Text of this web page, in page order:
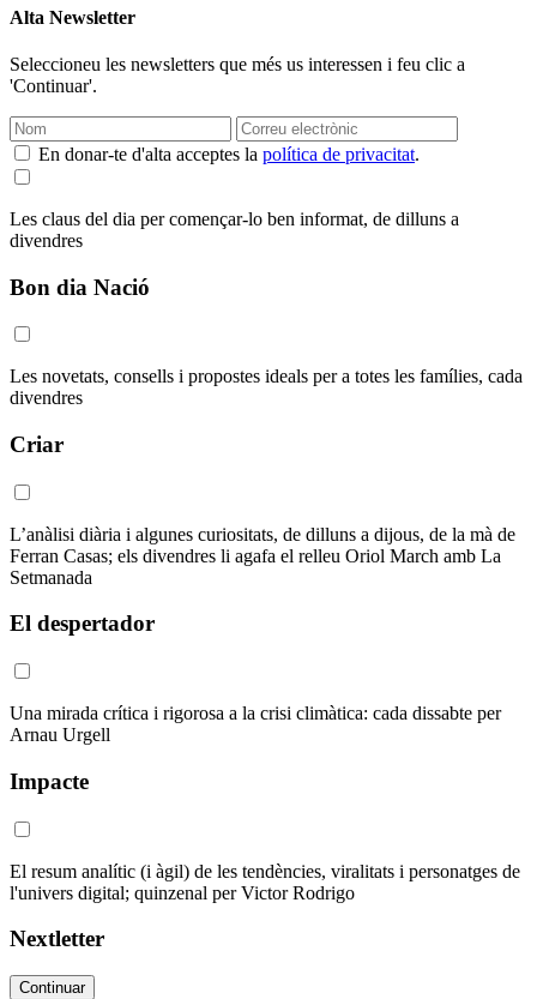
Alta Newsletter
Seleccioneu les newsletters que més us interessen i feu clic a
'Continuar'.
En donar-te d'alta acceptes la política de privacitat.
Les claus del dia per començar-lo ben informat, de dilluns a
divendres
Bon dia Nació
Les novetats, consells i propostes ideals per a totes les famílies, cada
divendres
Criar
L’anàlisi diària i algunes curiositats, de dilluns a dijous, de la mà de
Ferran Casas; els divendres li agafa el relleu Oriol March amb La
Setmanada
El despertador
Una mirada crítica i rigorosa a la crisi climàtica: cada dissabte per
Arnau Urgell
Impacte
El resum analític (i àgil) de les tendències, viralitats i personatges de
l'univers digital; quinzenal per Victor Rodrigo
Nextletter
Continuar